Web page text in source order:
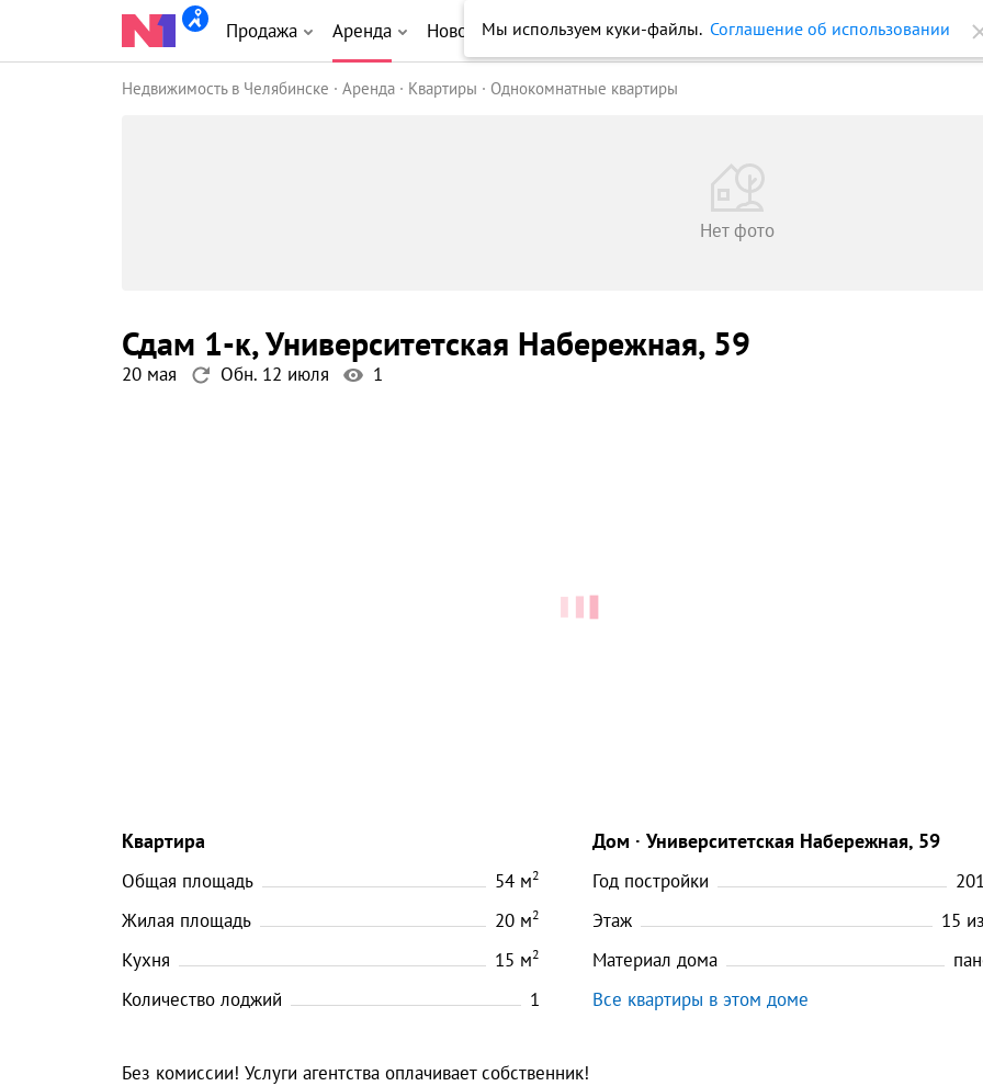
Продажа Аренда Новостройки Журнал Еще
Недвижимость в Челябинске Аренда Квартиры Однокомнатные квартиры
Нет фото
сдам 1-к, Университетская Набережная, 59
20 мая Обн. 12 июля 1
Квартира
Общая площадь 54 м2
Жилая площадь 20 м2
Кухня 15 м2
Количество лоджий 1
Дом Университетская Набережная, 59
Год постройки
Этаж
15
Материал дома
Все квартиры в этом доме
Без комиссии! Услуги агентства оплачивает собственник!